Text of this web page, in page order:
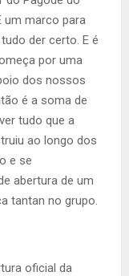
um marco para
der certo. E é
por uma
dos nossos
é a soma de
tudo que a
ao longo dos
e se
abertura de um
tantan no grupo.
oficial da